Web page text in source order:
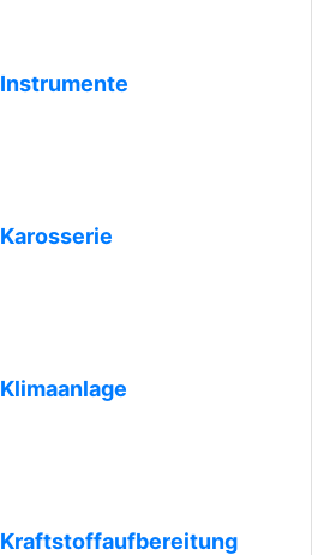
Instrumente
Karosserie
Klimaanlage
Kraftstoffaufbereitung